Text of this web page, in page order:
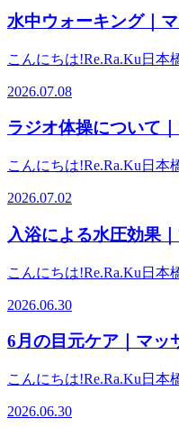
の筋肉が縮んで硬くなり
ーマッスル）が骨盤を前
き起こされます。この状
チをしたり、トレーニン
痛にお困りの方は、ぜひ
す。 ご予約はこちらか
A７ 出口直結】【コレド
歩3分】【各JR線東京駅
徒歩5分/東京駅八重洲口
京駅日本橋口より徒歩5
改札徒歩7分/大手町駅
ロ丸の内線大手町駅東改
手町駅B10出口へお進み
町駅東改札徒歩7分/大手
京メトロ銀座線三越前駅
【コレド室町徒歩5分】【
「うどん」のすばらしさ
ます。 うどんは「消化が
く、消化吸収がとても早
時や、胃腸が不調な時で
調を崩し治りかけの時に
に通常の食生活に戻して
っしゃるのではないでし
ロリーや糖質量が白米や
クラ→輪切りにしてのせ
来ると言われています。
→牛肉や豚肉を甘辛く煮
す。 注意点・塩分の取り
が含まれています。つゆ
分摂取量をオーバーしや
値の急上つるつると嚙ま
急激に上昇すると言われ
うどんや卵とじうどんな
水中ウォーキング｜
日本橋駅,大手町駅,三
こんにちは!Re.Ra.Ku日
節や腰への負担を軽減し
陸上よりも高い消費カロ
げない方でも安全に実践
い程度が継続のコツです
ットや筋力アップを目指
ク！！） ■周辺駅、観光
各線日本橋駅 A７ 出口直
本橋高島屋徒歩3分】【各
山陽新幹線東京駅日本橋
い】【東京メトロ丸の内
改札徒歩7分/大手町駅
み下さい】【東京メトロ
2026.07.08
ラジオ体操について
駅,日本橋駅,大手町駅
こんにちは!Re.Ra.Ku日
の「ラジオ体操」たった
べんなく動かすことがで
向上、血行促進などが期
かなか運動する暇がない
う方も沢山おられると思
というメリットがあるの
か。 ここで、ラジオ体操
て、考えてみたいと思
からお年寄りまで老若男
ます。日常生活で凝り固
2026.07.02
入浴による水圧効果
駅,日本橋駅,大手町駅
こんにちは!Re.Ra.Ku日
的な力のことです。血液
め、全身の血流が改善し
できます。半身浴ではな
（特に足）に滞っていた
られて心臓へ一気に戻る
2026.06.30
6月の目元ケア｜マッ
橋駅,大手町駅,三越前
こんにちは!Re.Ra.Ku日本
じる事はありませんか？
2026.06.30